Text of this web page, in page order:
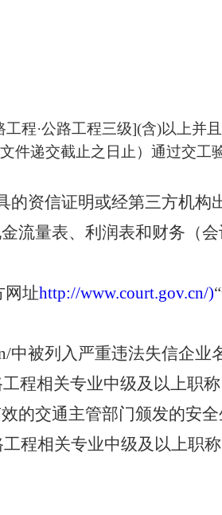
工程·公路工程三级](含)以上并
件递交截止之日止）通过交
的资信证明或经第三方机构
流量表、利润表和财务（
网址http://www.court.gov.cn/)
中被列入严重违法失信企
程相关专业中级及以上职
的交通主管部门颁发的安
程相关专业中级及以上职